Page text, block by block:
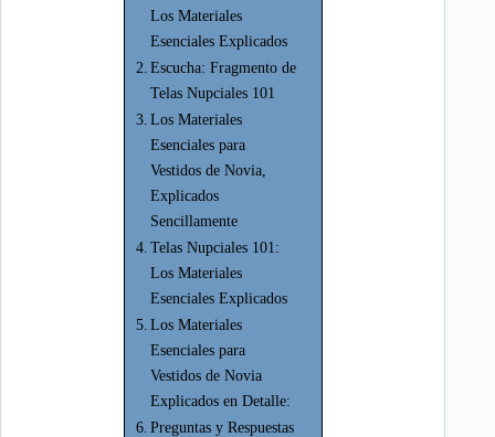
Los Materiales
Esenciales Explicados
Escucha: Fragmento de
Telas Nupciales 101
Los Materiales
Esenciales para
Vestidos de Novia,
Explicados
Sencillamente
Telas Nupciales 101:
Los Materiales
Esenciales Explicados
Los Materiales
Esenciales para
Vestidos de Novia
Explicados en Detalle:
Preguntas y Respuestas